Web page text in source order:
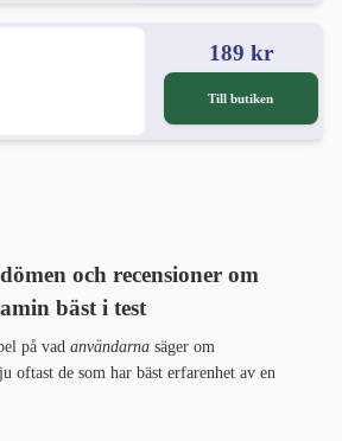
189 kr
Till butiken
och recensioner om
bäst i test
på vad användarna säger om
oftast de som har bäst erfarenhet av en